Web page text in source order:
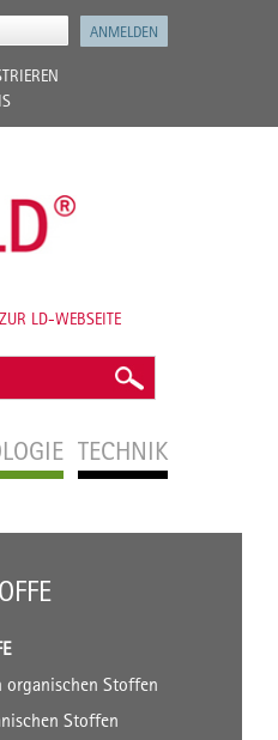
TECHNIK
ZUR LD-WEBSEITE
organischen Stoffen
Stoffen